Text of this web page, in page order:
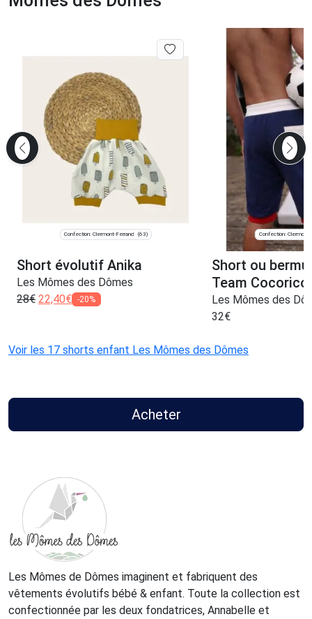
Confection: Clermont-Ferrand (63)
Short évolutif Anika
Les Mômes des Dômes
28€ 22,40€ -20%
Confection: Clermont-
Short ou
Team Cocorico
Les Mômes des
32€
Voir les 17 shorts enfant Les Mômes des Dômes
Acheter
Les Mômes de Dômes imaginent et fabriquent des
vêtements évolutifs bébé & enfant. Toute la collection est
confectionnée par les deux fondatrices, Annabelle et